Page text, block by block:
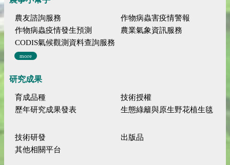
農友諮詢服務
作物病蟲害疫情警報
作物病蟲疫情發生預測
農業氣象資訊服務
CODIS氣候觀測資料查詢服務
more
研究成果
育成品種
技術授權
歷年研究成果發表
生態綠籬與原生野花植生毯
技術研發
出版品
其他相關平台